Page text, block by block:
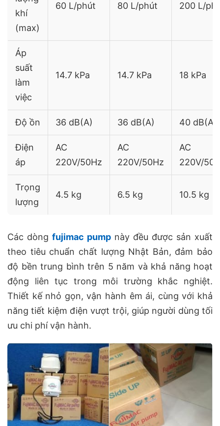
khí
(max)
60 L/phút 80 L/phút 200 L/
Áp
suất
làm
việc
14.7 kPa 14.7 kPa 18 kPa
Độ ồn 36 dB(A) 36 dB(A) 40 dB(A)
Điện
áp
AC
220V/50Hz
AC
220V/50Hz
AC
220V/
Trọng
lượng
4.5 kg 6.5 kg 10.5 kg
Các dòng fujimac pump này đều được sản xuất
theo tiêu chuẩn chất lượng Nhật Bản, đảm bảo
độ bền trung bình trên 5 năm và khả năng hoạt
động liên tục trong môi trường khắc nghiệt.
Thiết kế nhỏ gọn, vận hành êm ái, cùng với khả
năng tiết kiệm điện vượt trội, giúp người dùng tối
ưu chi phí vận hành.